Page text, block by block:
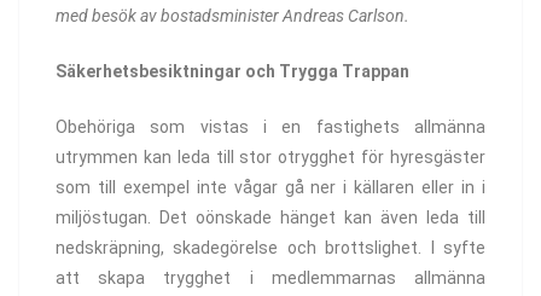
med besök av bostadsminister Andreas Carlson.
Säkerhetsbesiktningar och Trygga Trappan
Obehöriga som vistas i en fastighets allmänna
utrymmen kan leda till stor otrygghet för hyresgäster
som till exempel inte vågar gå ner i källaren eller in i
miljöstugan. Det oönskade hänget kan även leda till
nedskräpning, skadegörelse och brottslighet. I syfte
att skapa trygghet i medlemmarnas allmänna